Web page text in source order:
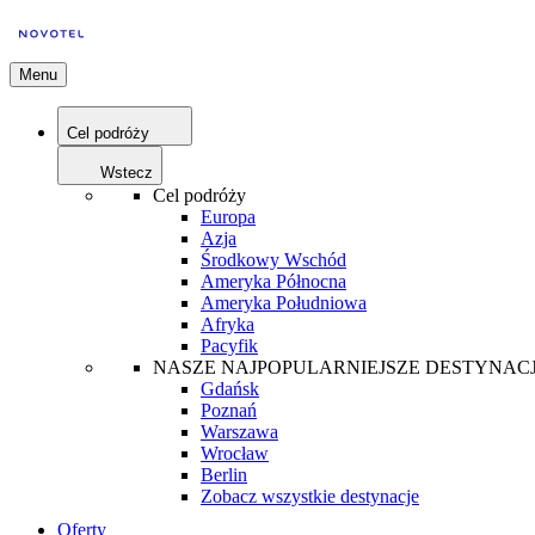
Menu
Cel podróży
Wstecz
Cel podróży
Europa
Azja
Środkowy Wschód
Ameryka Północna
Ameryka Południowa
Afryka
Pacyfik
NASZE NAJPOPULARNIEJSZE
Gdańsk
Poznań
Warszawa
Wrocław
Berlin
Zobacz wszystkie destynacje
Oferty